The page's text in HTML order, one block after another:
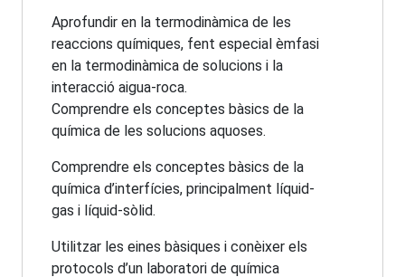
Aprofundir en la termodinàmica de les
reaccions químiques, fent especial èmfasi
en la termodinàmica de solucions i la
interacció aigua-roca.
Comprendre els conceptes bàsics de la
química de les solucions aquoses.
Comprendre els conceptes bàsics de la
química d’interfícies, principalment líquid-
gas i líquid-sòlid.
Utilitzar les eines bàsiques i conèixer els
protocols d’un laboratori de química